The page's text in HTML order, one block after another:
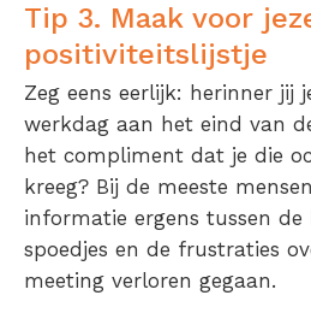
Tip 3. Maak voor
positiviteitslijstje
Zeg eens eerlijk: herinner jij
werkdag aan het eind van
het compliment dat je die
kreeg? Bij de meeste
informatie ergens tussen de
spoedjes en de frustraties
meeting verloren gegaan.